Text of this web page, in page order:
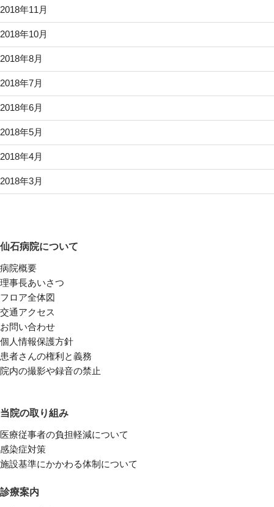
2018年11月
2018年10月
2018年8月
2018年7月
2018年6月
2018年5月
2018年4月
2018年3月
仙石病院について
病院概要
理事長あいさつ
フロア全体図
交通アクセス
お問い合わせ
個人情報保護方針
患者さんの権利と義務
院内の撮影や録音の禁止
当院の取り組み
医療従事者の負担軽減について
感染症対策
施設基準にかかわる体制について
診療案内